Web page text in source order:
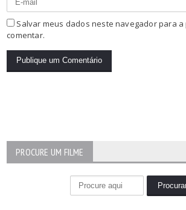
Salvar meus dados neste navegador para
comentar.
PROCURE UM FILME